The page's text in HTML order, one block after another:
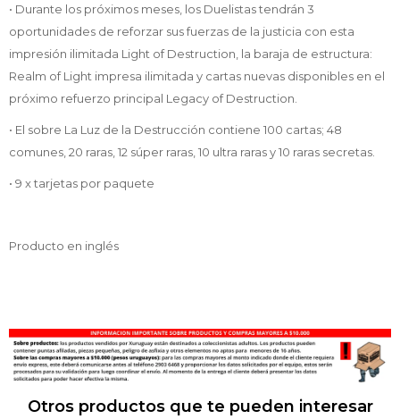
• Durante los próximos meses, los Duelistas tendrán 3
oportunidades de reforzar sus fuerzas de la justicia con esta
impresión ilimitada Light of Destruction, la baraja de estructura:
Realm of Light impresa ilimitada y cartas nuevas disponibles en el
próximo refuerzo principal Legacy of Destruction.
• El sobre La Luz de la Destrucción contiene 100 cartas; 48
comunes, 20 raras, 12 súper raras, 10 ultra raras y 10 raras secretas.
• 9 x tarjetas por paquete
Producto en inglés
Otros productos que te pueden interesar